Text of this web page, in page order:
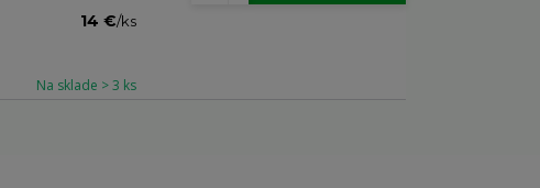
14 €/ks
Na sklade > 3 ks